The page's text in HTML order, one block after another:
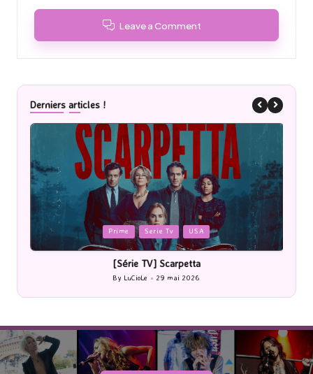
Leave a Comment
Derniers articles !
Posted
in
Prime Serie Tv USA
[Série TV] Scarpetta
Posted
by
By LuCioLe 29 mai 2026